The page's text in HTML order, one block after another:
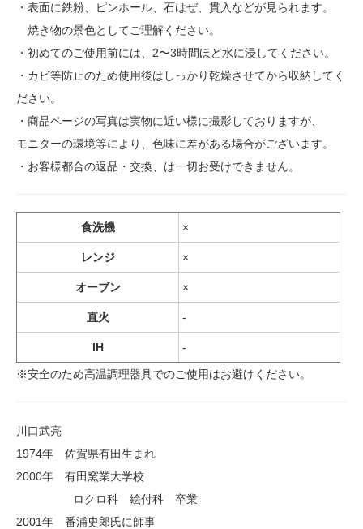
・表面に鉄粉、ピンホール、石はぜ、貫入などが見られます。
焼き物の景色としてご理解ください。
・初めてのご使用前には、2〜3時間ほど水に浸してください。
・カビ等防止のため使用後はしっかり乾燥させてから収納してく
ださい。
・商品ページの写真は実物に近い様に撮影しておりますが、
モニターの環境等により、色味に差がある場合がございます。
・お客様都合の返品・交換、は一切お受けできません。
食洗機 ×
レンジ ×
オーブン ×
直火 -
IH -
※安全のため高温調理器具でのご使用はお避けください。
川口武亮
1974年 佐賀県有田生まれ
2000年 有田窯業大学校
ロクロ科 絵付科 卒業
2001年 番浦史郎氏に師事